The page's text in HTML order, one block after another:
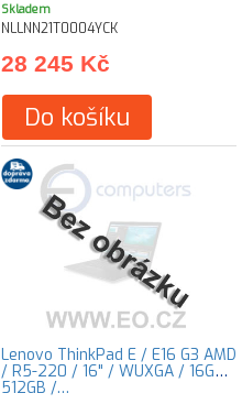
Skladem
NLLNN21T0004YCK
28 245 Kč
Do košíku
Lenovo ThinkPad E / E16 G3 AMD
/ R5-220 / 16" / WUXGA / 16GB /
512GB /…